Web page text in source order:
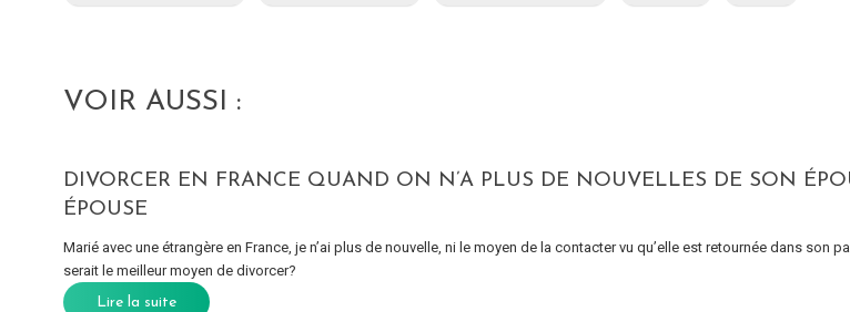
VOIR AUSSI :
DIVORCER EN FRANCE QUAND ON N’A PLUS DE NOUVELLES DE SON
ÉPOUSE
Marié avec une étrangère en France, je n’ai plus de nouvelle, ni le moyen de la contacter vu qu’elle est retournée dans son
serait le meilleur moyen de divorcer?
Lire la suite